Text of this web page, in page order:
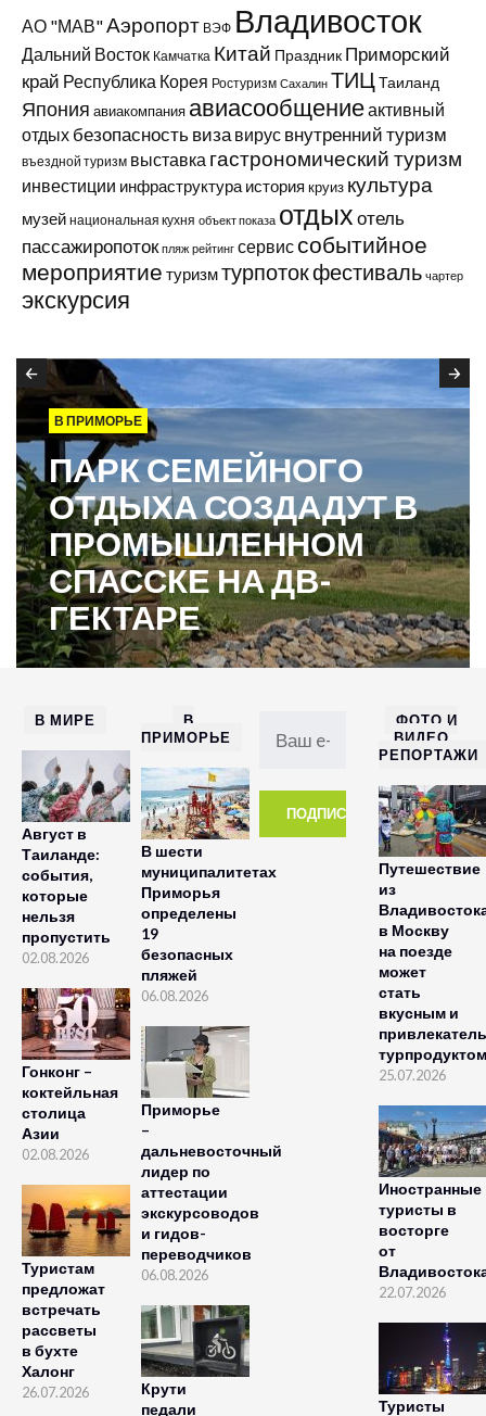
АО "МАВ"Аэропорт ВЭФ Владивосток
Дальний Восток Камчатка Китай Праздник Приморский
край Республика Корея Ростуризм Сахалин ТИЦТаиланд
Япония авиакомпания авиасообщениеактивный
отдых безопасность виза вирус внутренний туризм
въездной туризм выставка гастрономический туризм
инвестиции инфраструктура история круиз культура
музей национальная кухня объект показа отдыхотель
пассажиропоток пляж рейтинг сервис событийное
мероприятие туризмтурпотокфестиваль чартер
экскурсия
В ПРИМОРЬЕ
ПАРК СЕМЕЙНОГО
ОТДЫХА СОЗДАДУТ В
ПРОМЫШЛЕННОМ
СПАССКЕ НА ДВ-
ГЕКТАРЕ
В МИРЕ
Август в
Таиланде:
события,
которые
нельзя
пропустить
02.08.2026
Гонконг –
коктейльная
столица
Азии
02.08.2026
Туристам
предложат
встречать
рассветы
в бухте
Халонг
26.07.2026
В
ПРИМОРЬЕ
В шести
муниципалитетах
Приморья
определены
19
безопасных
пляжей
06.08.2026
Приморье
–
дальневосточный
лидер по
аттестации
экскурсоводов
и гидов-
переводчиков
06.08.2026
Крути
педали
ФОТО И
ВИДЕО
РЕПОРТАЖИ
Путешествие
из
в Москву
на поезде
может
стать
вкусным и
турпродуктом
25.07.2026
Иностранные
туристы в
восторге
от
22.07.2026
Туристы